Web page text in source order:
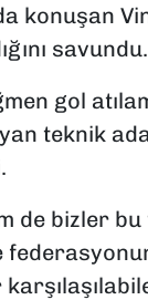
konuşan
savundu.
gol
teknik
de bizler